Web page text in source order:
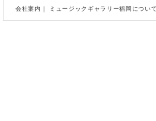
会社案内 ｜ ミュージックギャラリー福岡について